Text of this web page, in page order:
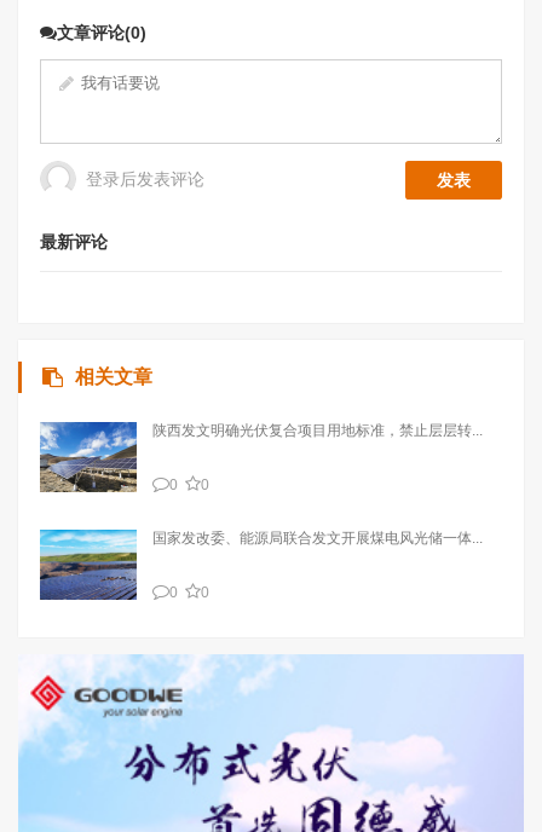
文章评论(0)
登录后发表评论
最新评论
相关文章
陕西发文明确光伏复合项目用地标准，禁止层层转...
0 0
国家发改委、能源局联合发文开展煤电风光储一体...
0 0